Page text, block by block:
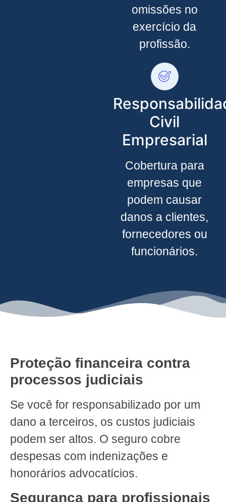
omissões no
exercício da
profissão.
Civil
Empresarial
Cobertura para
empresas que
podem causar
danos a clientes,
fornecedores ou
funcionários.
Proteção financeira contra
processos judiciais
Se você for responsabilizado por um
dano a terceiros, os custos judiciais
podem ser altos. O seguro cobre
despesas com indenizações e
honorários advocatícios.
Segurança para profissionais